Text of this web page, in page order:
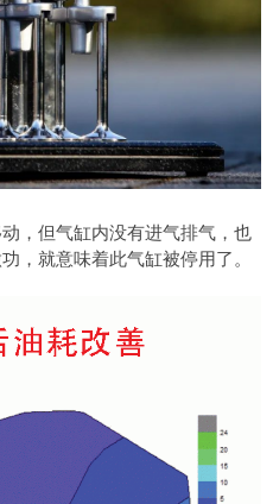
，但气缸内没有进气排气，也
，就意味着此气缸被停用了。